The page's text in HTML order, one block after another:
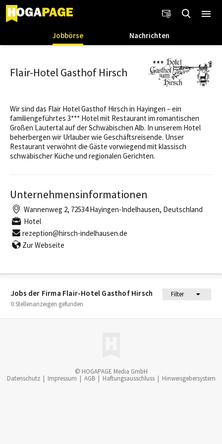
Jobbörse Nachrichten
Jobs der Firma Flair-Hotel Gasthof Hirsch
Filter
0 Stellenanzeigen gefunden
Flair-Hotel Gasthof Hirsch
Wir sind das Flair Hotel Gasthof Hirsch in Hayingen – ein
familiengeführtes 3*** Hotel mit Restaurant im romantischen
Großen Lautertal auf der Schwäbischen Alb. In unserem Hotel
beherbergen wir Urlauber wie Geschäftsreisende. Unser
Restaurant verwöhnt die Gäste vorwiegend mit klassisch
schwäbischer Küche und regionalen Gerichten.
Unternehmensinformationen
Wannenweg 2, 72534 Hayingen-Indelhausen, Deutschland
Hotel
rezeption@hirsch-indelhausen.de
Zur Webseite
© HOGAPAGE Media GmbH
Datenschutz | Impressum | AGB | Haftungsausschluss | Hinweisgebersystem